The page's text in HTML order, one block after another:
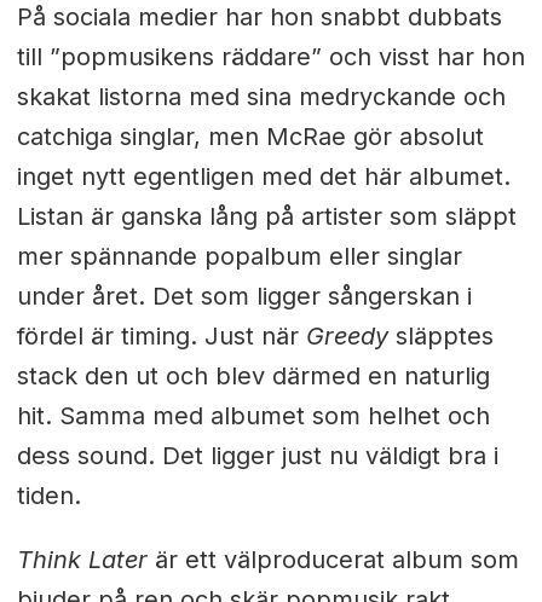
På sociala medier har hon snabbt dubbats
till ”popmusikens räddare” och visst har hon
skakat listorna med sina medryckande och
catchiga singlar, men McRae gör absolut
inget nytt egentligen med det här albumet.
Listan är ganska lång på artister som släppt
mer spännande popalbum eller singlar
under året. Det som ligger sångerskan i
fördel är timing. Just när Greedysläpptes
stack den ut och blev därmed en naturlig
hit. Samma med albumet som helhet och
dess sound. Det ligger just nu väldigt bra i
tiden.
Think Later är ett välproducerat album som